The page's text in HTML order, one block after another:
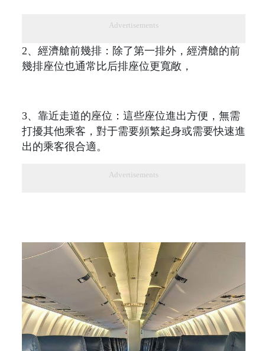
Advertisements
2、經濟艙前幾排：除了第一排外，經濟艙的前
幾排座位也通常比后排座位更寬敞，
3、靠近走道的座位：這些座位進出方便，無需
打擾其他乘客，對于需要頻繁起身或需要快速進
出的乘客很合適。
Advertisements